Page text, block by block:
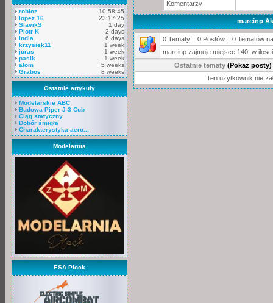
robloz
10:58:45
lopez 16
23:17:25
SlavikS
1 day
Piotr K
2 days
India
6 days
krzysiek11
1 week
juras
1 week
pasik
1 week
atom
5 weeks
Grabos
8 weeks
Ostatnie artykuły
Modelarskie ABC
Budowa Piper J-3 Cub
Ciąg statyczny
Dobór śmigła
Charakterystyka aero...
Modelarnia
ESA Płock
Komentarzy
marcinp
0 Tematy :: 0 Postów :: 0 Tematów
marcinp zajmuje miejsce 140. w
Ostatnie tematy (Pokaż posty)
Ten użytkownik nie